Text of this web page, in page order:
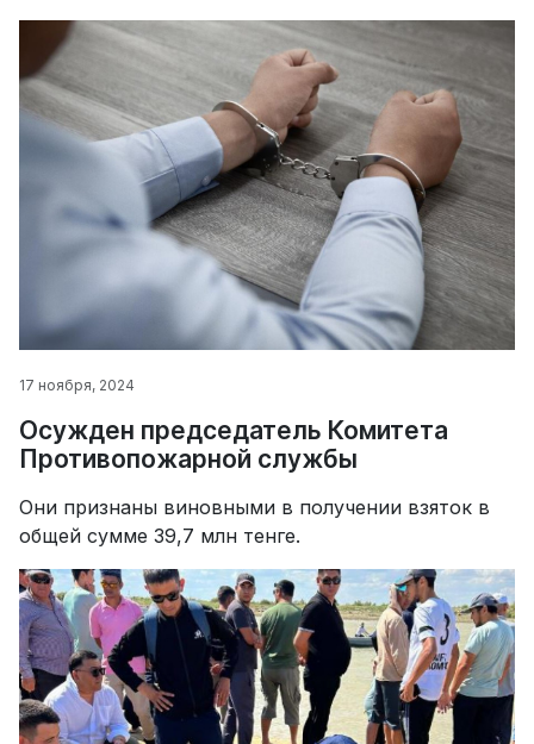
17 ноября, 2024
Осужден председатель Комитета
Противопожарной службы
Они признаны виновными в получении взяток в
общей сумме 39,7 млн тенге.